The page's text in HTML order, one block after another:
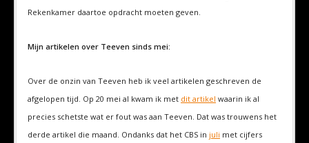
Rekenkamer daartoe opdracht moeten geven.
Mijn artikelen over Teeven sinds mei:
Over de onzin van Teeven heb ik veel artikelen geschreven de
afgelopen tijd. Op 20 mei al kwam ik met dit artikel waarin ik al
precies schetste wat er fout was aan Teeven. Dat was trouwens het
derde artikel die maand. Ondanks dat het CBS in juli met cijfers